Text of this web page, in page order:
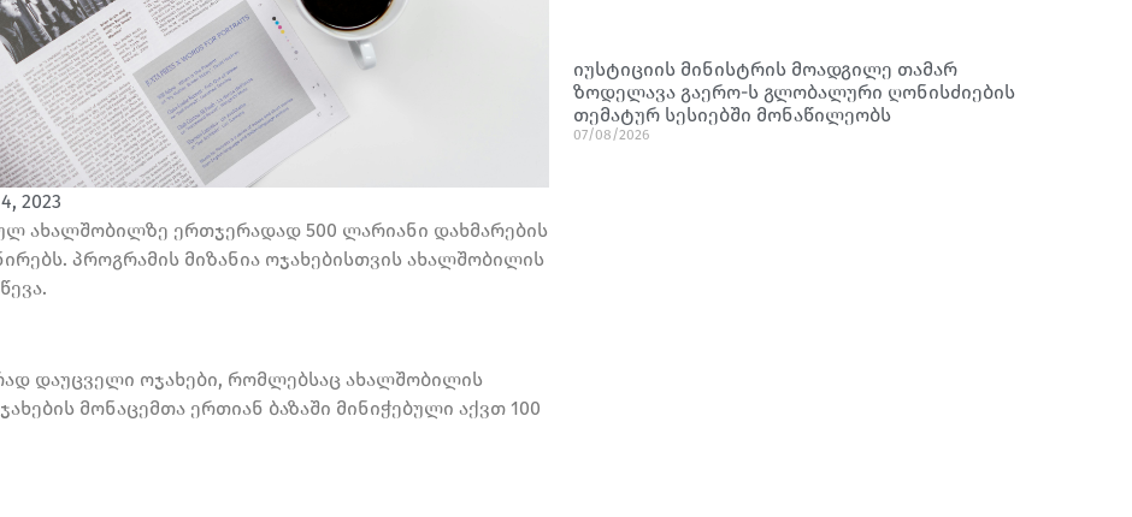
2023
ახალშობილზე ერთჯერადად 500 ლარიანი დახმარების
პროგრამის მიზანია ოჯახებისთვის ახალშობილის
დაუცველი ოჯახები, რომლებსაც ახალშობილის
მონაცემთა ერთიან ბაზაში მინიჭებული აქვთ 100
იუსტიციის მინისტრის მოადგილე თამარ
ზოდელავა გაერო-ს გლობალური ღონისძიების
თემატურ სესიებში მონაწილეობს
07/08/2026